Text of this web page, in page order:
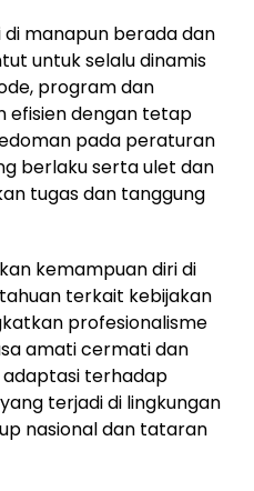
di manapun berada dan
untuk selalu dinamis
program dan
efisien dengan tetap
pada peraturan
berlaku serta ulet dan
tugas dan tanggung
kemampuan diri di
terkait kebijakan
profesionalisme
amati cermati dan
terhadap
terjadi di lingkungan
nasional dan tataran